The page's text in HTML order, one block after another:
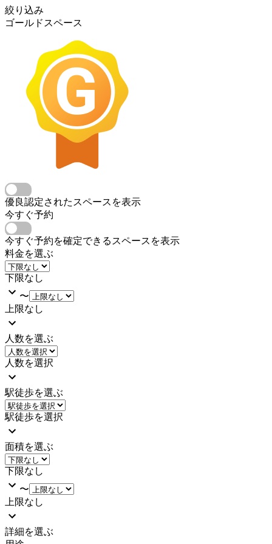
絞り込み
ゴールドスペース
優良認定されたスペースを表示
今すぐ予約
今すぐ予約を確定できるスペースを表示
料金を選ぶ
下限なし
〜
上限なし
人数を選ぶ
人数を選択
駅徒歩を選ぶ
駅徒歩を選択
面積を選ぶ
下限なし
〜
上限なし
詳細を選ぶ